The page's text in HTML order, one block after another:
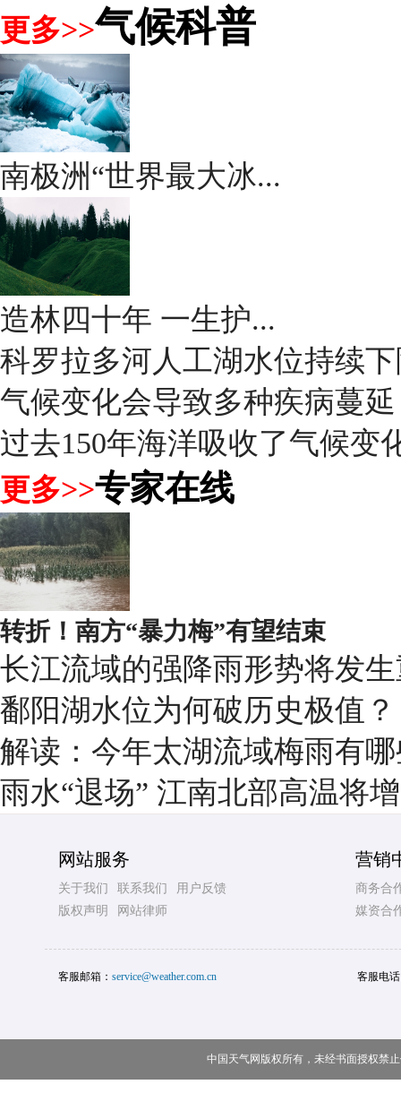
更多>>气候科普
南极洲“世界最大冰...
造林四十年 一生护...
科罗拉多河人工湖水位持续
气候变化会导致多种疾病蔓延
过去150年海洋吸收了气候变
更多>>专家在线
转折！南方“暴力梅”有望结束
长江流域的强降雨形势将发
鄱阳湖水位为何破历史极值？
解读：今年太湖流域梅雨有
雨水“退场” 江南北部高温将
网站服务
关于我们 联系我们
用户反馈
版权声明
网站律师
营销
商务合
媒资合
客服邮箱： service@weather.com.cn 客服电
中国天气网版权所有，未经书面授权